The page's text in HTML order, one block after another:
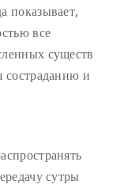
показывает,
все
существ
состраданию и
сутры